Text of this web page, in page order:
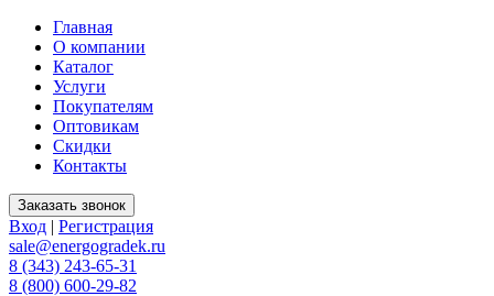
Главная
О компании
Каталог
Услуги
Покупателям
Оптовикам
Скидки
Контакты
Вход | Регистрация
sale@energogradek.ru
8 (343) 243-65-31
8 (800) 600-29-82